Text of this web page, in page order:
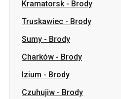
Charków-Brody
Izium-Brody
Czuhujiw-Brody
Warszawa-Brody
Kijów-Brody
Wrocław-Brody